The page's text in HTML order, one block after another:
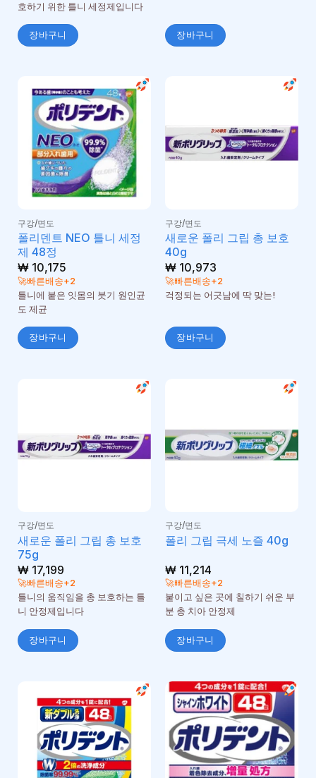
호하기 위한 틀니 세정제입니다
장바구니 장바구니
구강/면도
폴리덴트 NEO 틀니 세정
제 48정
₩10,175
🚀빠른배송+2
틀니에 붙은 잇몸의 붓기 원인균
도 제균
장바구니
구강/면도
새로운 폴리 그립 총 보호
40g
₩10,973
🚀빠른배송+2
걱정되는 어긋남에 딱 맞는!
장바구니
구강/면도
새로운 폴리 그립 총 보호
75g
₩17,199
🚀빠른배송+2
틀니의 움직임을 총 보호하는 틀
니 안정제입니다
장바구니
구강/면도
폴리 그립 극세 노즐 40g
₩11,214
🚀빠른배송+2
붙이고 싶은 곳에 칠하기 쉬운 부
분 총 치아 안정제
장바구니